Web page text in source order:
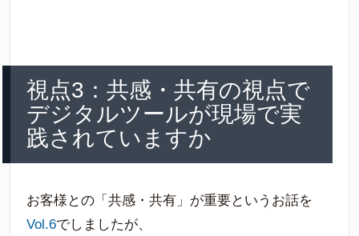
視点3：共感・共有の視点で
デジタルツールが現場で実
践されていますか
お客様との「共感・共有」が重要というお話を
Vol.6でしましたが、